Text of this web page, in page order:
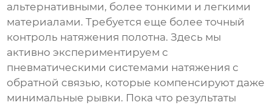
альтернативными, более тонкими и легкими
материалами. Требуется еще более точный
контроль натяжения полотна. Здесь мы
активно экспериментируем с
пневматическими системами натяжения с
обратной связью, которые компенсируют даже
минимальные рывки. Пока что результаты